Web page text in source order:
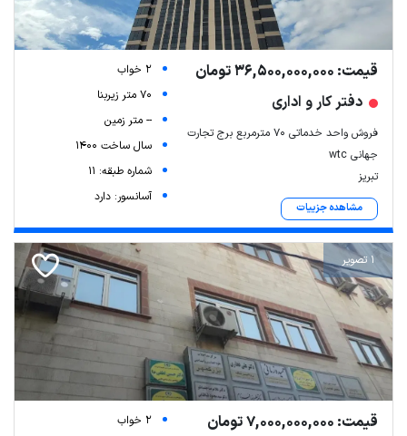
قیمت: 36,500,000,000 تومان
دفتر کار و اداری
فروش واحد خدماتی ۷۰ مترمربع برج تجارت
جهانی wtc
تبریز
مشاهده جزییات
2 خواب
70 متر زیربنا
-- متر زمین
سال ساخت 1400
شماره طبقه: 11
آسانسور: دارد
1 تصویر
قیمت: 7,000,000,000 تومان
2 خواب